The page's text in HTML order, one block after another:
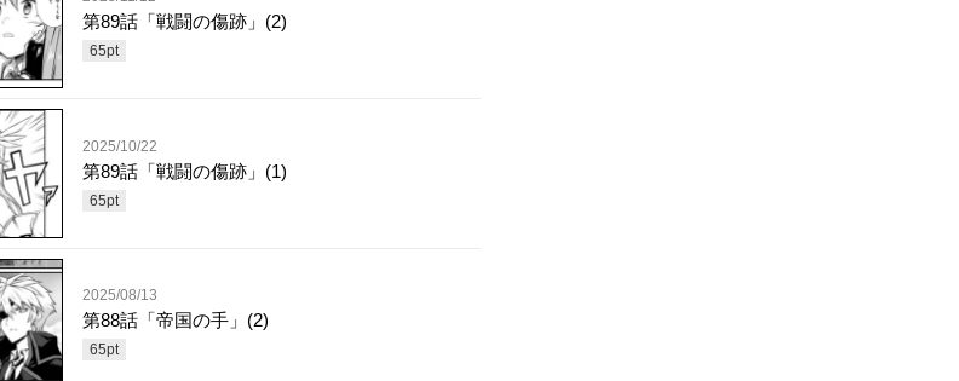
第89話「戦闘の傷跡」(2)
65pt
2025/10/22
第89話「戦闘の傷跡」(1)
65pt
2025/08/13
第88話「帝国の手」(2)
65pt